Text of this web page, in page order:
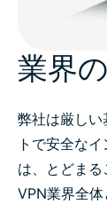
業界
弊社は厳し
トで安全な
は、とどま
VPN業界全